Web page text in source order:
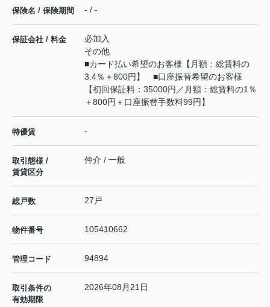
保険名 / 保険期間 - / -
保証会社 / 料金
必加入
その他
■カード払い希望のお客様【月額：総賃料の
3.4％＋800円】 ■口座振替希望のお客様
【初回保証料：35000円／月額：総賃料の1％
＋800円＋口座振替手数料99円】
特優賃 -
取引態様 /
賃貸区分
仲介 / 一般
総戸数 27戸
物件番号 105410662
管理コード 94894
取引条件の
有効期限
2026年08月21日